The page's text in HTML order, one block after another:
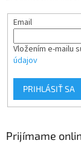
Email
Vložením e-mailu
údajov
PRIHLÁSIŤ SA
Prijímame